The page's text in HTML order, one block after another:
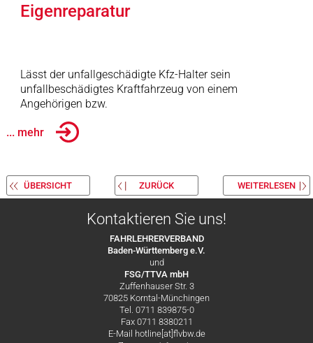
Eigenreparatur
Lässt der unfallgeschädigte Kfz-Halter sein
unfallbeschädigtes Kraftfahrzeug von einem
Angehörigen bzw.
... mehr
ÜBERSICHT ZURÜCK WEITERLESEN
Kontaktieren Sie uns!
FAHRLEHRERVERBAND
Baden-Württemberg e.V.
und
FSG/TTVA mbH
Zuffenhauser Str. 3
70825 Korntal-Münchingen
Tel. 0711 839875-0
Fax 0711 8380211
E-Mail hotline[at]flvbw.de